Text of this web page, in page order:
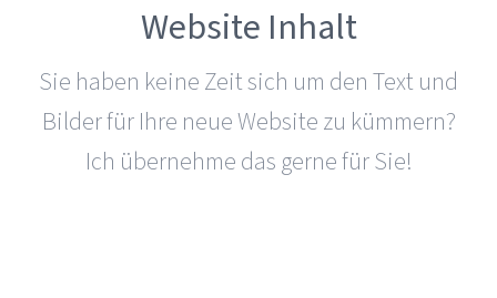
Website Inhalt
Sie haben keine Zeit sich um den Text und
Bilder für Ihre neue Website zu kümmern?
Ich übernehme das gerne für Sie!